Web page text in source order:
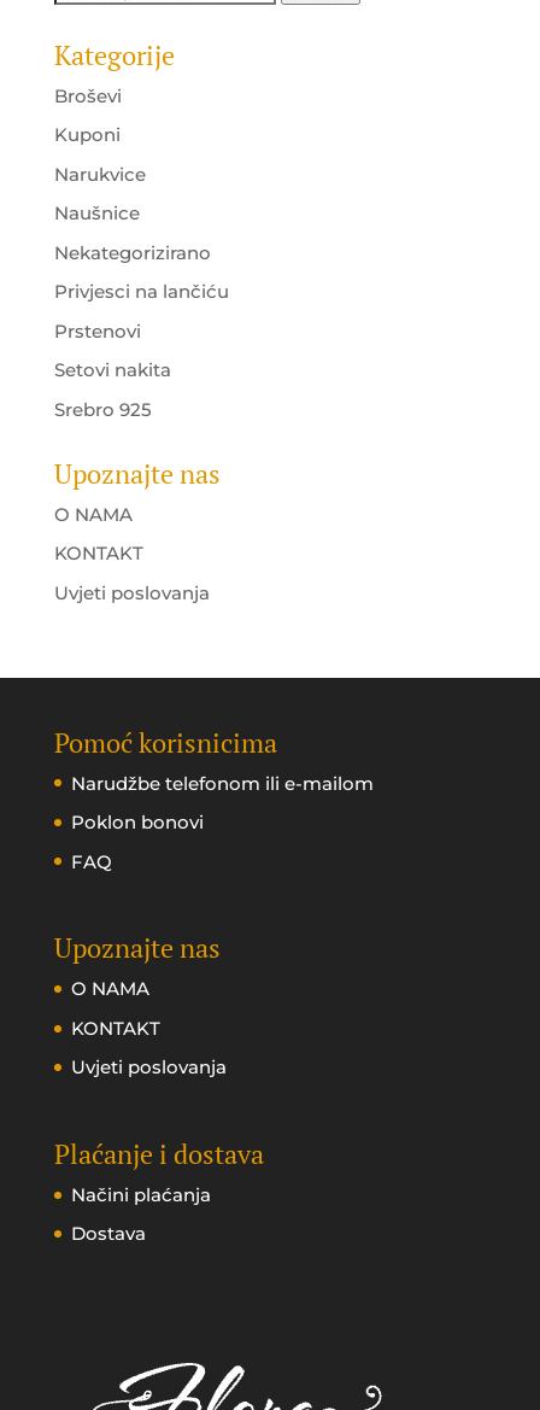
Kategorije
Broševi
Kuponi
Narukvice
Naušnice
Nekategorizirano
Privjesci na lančiću
Prstenovi
Setovi nakita
Srebro 925
Upoznajte nas
O NAMA
KONTAKT
Uvjeti poslovanja
Pomoć korisnicima
Narudžbe telefonom ili e-mailom
Poklon bonovi
FAQ
Upoznajte nas
O NAMA
KONTAKT
Uvjeti poslovanja
Plaćanje i dostava
Načini plaćanja
Dostava